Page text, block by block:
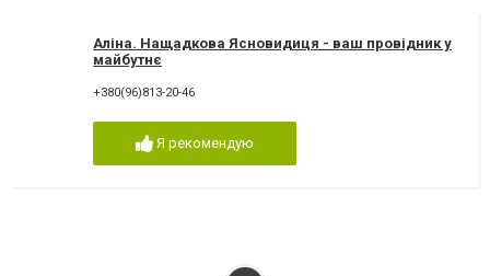
Аліна. Нащадкова Ясновидиця - ваш провідник у
майбутнє
+380(96)813-20-46
Я рекомендую